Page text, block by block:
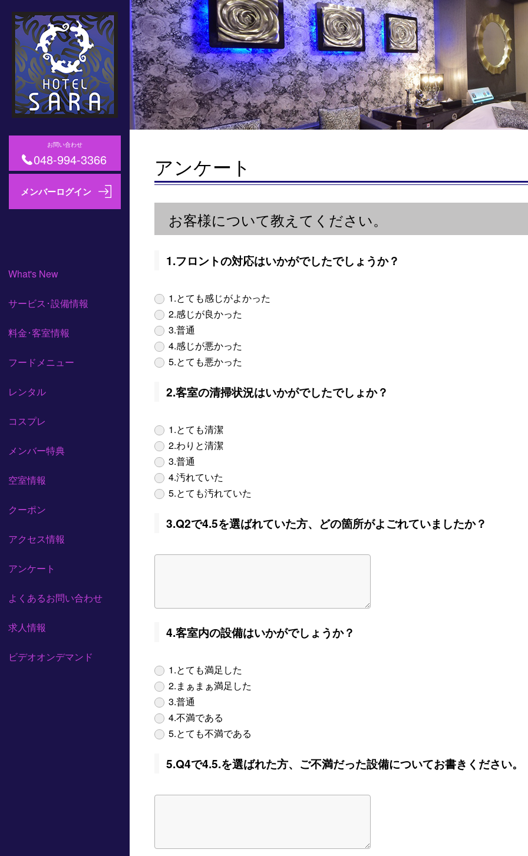
お問い合わせ
048-994-3366
What's New
サービス･設備情報
料金･客室情報
フードメニュー
レンタル
コスプレ
メンバー特典
空室情報
クーポン
アクセス情報
アンケート
よくあるお問い合わせ
求人情報
ビデオオンデマンド
アンケート
お客様について教えてください。
1.フロントの対応はいかがでしたでしょうか？
1.とても感じがよかった
2.感じが良かった
3.普通
4.感じが悪かった
5.とても悪かった
2.客室の清掃状況はいかがでしたでしょか？
1.とても清潔
2.わりと清潔
3.普通
4.汚れていた
5.とても汚れていた
3.Q2で4.5を選ばれていた方、どの箇所がよごれていましたか？
4.客室内の設備はいかがでしょうか？
1.とても満足した
2.まぁまぁ満足した
3.普通
4.不満である
5.とても不満である
5.Q4で4.5.を選ばれた方、ご不満だった設備についてお書きください。